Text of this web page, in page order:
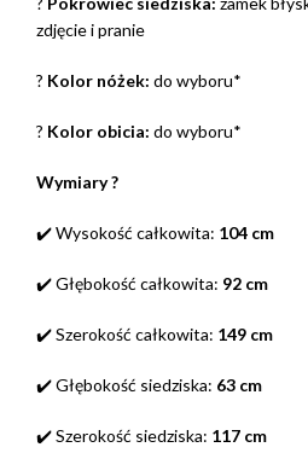
zdjęcie i pranie
? Kolor nóżek: do wyboru*
? Kolor obicia: do wyboru*
Wymiary ?
✔️ Wysokość całkowita: 104 cm
✔️ Głębokość całkowita: 92 cm
✔️ Szerokość całkowita: 149 cm
✔️ Głębokość siedziska: 63 cm
✔️ Szerokość siedziska: 117 cm